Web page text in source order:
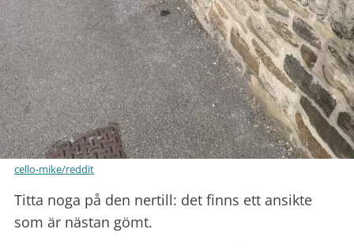
cello-mike/reddit
Titta noga på den nertill: det finns ett ansikte
som är nästan gömt.